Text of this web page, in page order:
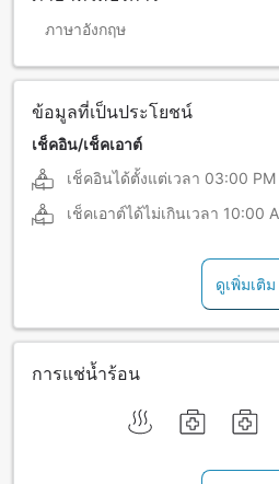
ภาษาอังกฤษ
ข้อมูลที่เป็นประโยชน์
เช็คอิน/เช็คเอาต์
เช็คอินได้ตั้งแต่เวลา 03:00 PM
เช็คเอาต์ได้ไม่เกินเวลา 10:00
ดูเพิ่มเติม
การแช่น้ำร้อน